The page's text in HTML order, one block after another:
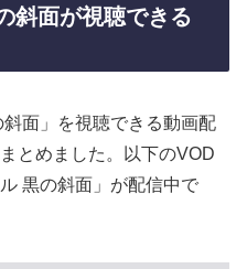
斜面が視聴できる
面」を視聴できる動画配
とめました。以下のVOD
黒の斜面」が配信中で